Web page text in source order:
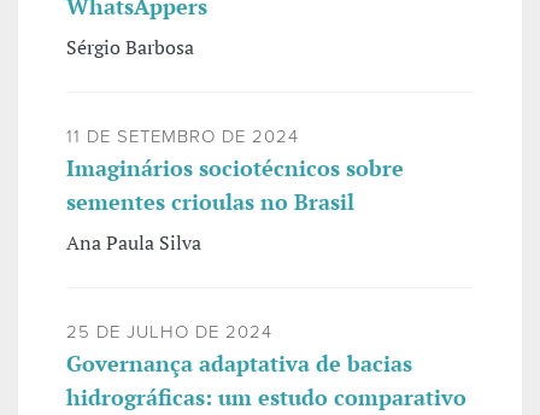
WhatsAppers
Sérgio Barbosa
11 DE SETEMBRO DE 2024
Imaginários sociotécnicos sobre
sementes crioulas no Brasil
Ana Paula Silva
25 DE JULHO DE 2024
Governança adaptativa de bacias
hidrográficas: um estudo comparativo